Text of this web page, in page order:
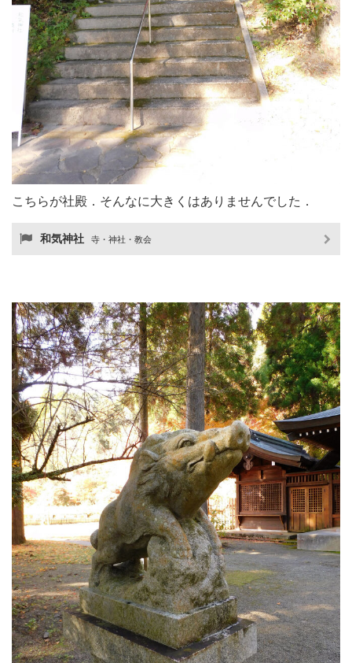
こちらが社殿．そんなに大きくはありませんでした．
和気神社 寺・神社・教会